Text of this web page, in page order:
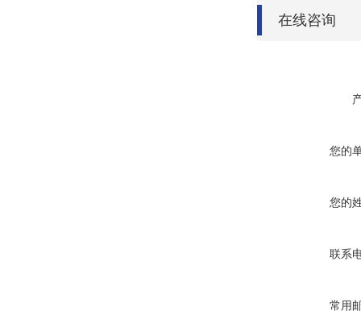
在线咨询
您的
您的
联系
常用